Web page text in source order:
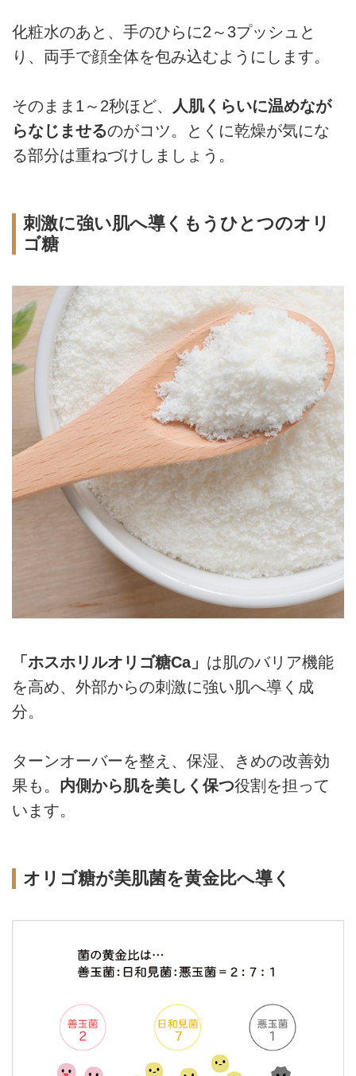
化粧水のあと、手のひらに2～3プッシュと
り、両手で顔全体を包み込むようにします。
そのまま1～2秒ほど、
人肌くらいに温めなが
らなじませるのがコツ。とくに乾燥が気にな
る部分は重ねづけしましょう。
刺激に強い肌へ導くもうひとつのオリ
ゴ糖
「ホスホリルオリゴ糖Ca」 は肌のバリア機能
を高め、外部からの刺激に強い肌へ導く成
分。
ターンオーバーを整え、保湿、きめの改善効
果も。 内側から肌を美しく保つ役割を担って
います。
オリゴ糖が美肌菌を黄金比へ導く